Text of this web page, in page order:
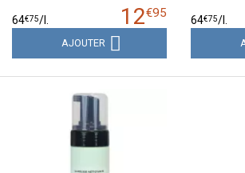
12€95
64€75/
AJOUTER
64€75/